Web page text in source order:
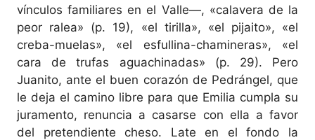
vínculos familiares en el Valle―, «calavera de la
peor ralea» (p. 19), «el tirilla», «el pijaito», «el
creba-muelas», «el esfullina-chamineras», «el
cara de trufas aguachinadas» (p. 29). Pero
Juanito, ante el buen corazón de Pedrángel, que
le deja el camino libre para que Emilia cumpla su
juramento, renuncia a casarse con ella a favor
del pretendiente cheso. Late en el fondo la